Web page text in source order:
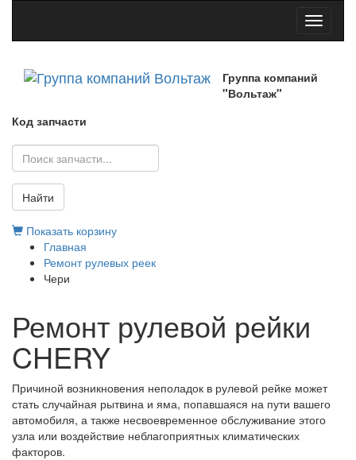
Toggle
Группа компаний
"Вольтаж"
Код запчасти
Найти
Показать корзину
Главная
Ремонт рулевых реек
Чери
Ремонт рулевой рейки
CHERY
Причиной возникновения неполадок в рулевой рейке может
стать случайная рытвина и яма, попавшаяся на пути вашего
автомобиля, а также несвоевременное обслуживание этого
узла или воздействие неблагоприятных климатических
факторов.